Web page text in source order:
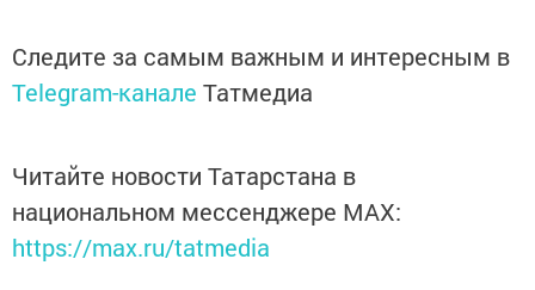
Следите за самым важным и интересным в
Telegram-канале Татмедиа
Читайте новости Татарстана в
национальном мессенджере MАХ:
https://max.ru/tatmedia